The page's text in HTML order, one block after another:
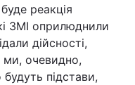
реакція
ЗМІ оприлюднили
дійсності,
ми, очевидно,
підстави,